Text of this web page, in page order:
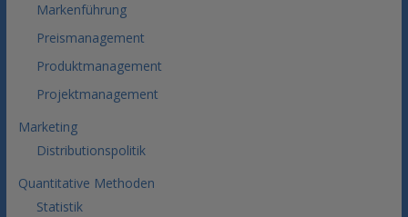
Markenführung
Preismanagement
Produktmanagement
Projektmanagement
Marketing
Distributionspolitik
Quantitative Methoden
Statistik